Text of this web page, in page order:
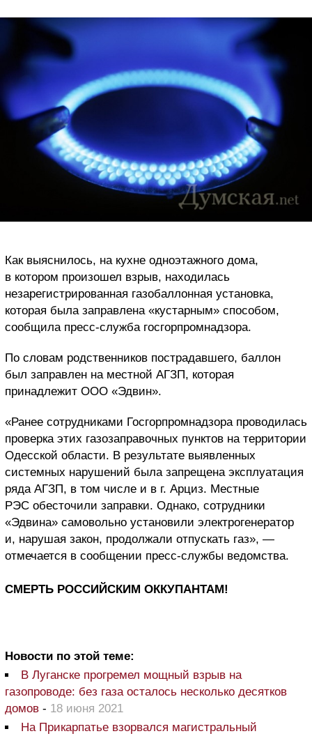
Как выяснилось, на кухне одноэтажного дома,
в котором произошел взрыв, находилась
незарегистрированная газобаллонная установка,
которая была заправлена «кустарным» способом,
сообщила пресс-служба госгорпромнадзора.
По словам родственников пострадавшего, баллон
был заправлен на местной АГЗП, которая
принадлежит ООО «Эдвин».
«Ранее сотрудниками Госгорпромнадзора проводилась
проверка этих газозаправочных пунктов на территории
Одесской области. В результате выявленных
системных нарушений была запрещена эксплуатация
ряда АГЗП, в том числе и в г. Арциз. Местные
РЭС обесточили заправки. Однако, сотрудники
«Эдвина» самовольно установили электрогенератор
и, нарушая закон, продолжали отпускать газ», —
отмечается в сообщении пресс-службы ведомства.
СМЕРТЬ РОССИЙСКИМ ОККУПАНТАМ!
Новости по этой теме:
В Луганске прогремел мощный взрыв на
газопроводе: без газа осталось несколько десятков
домов - 18 июня 2021
На Прикарпатье взорвался магистральный